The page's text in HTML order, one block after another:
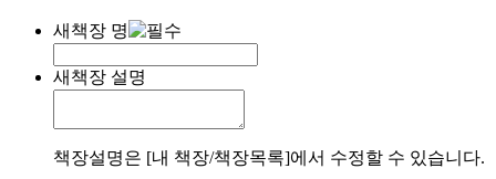
새책장 명
새책장 설명
책장설명은 [내 책장/책장목록]에서 수정할 수 있습니다.